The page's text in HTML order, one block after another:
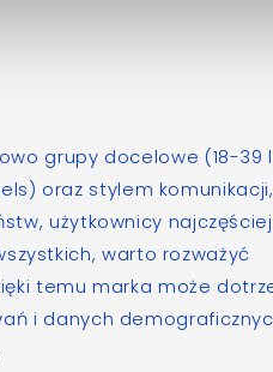
grupy docelowe (18-39
oraz stylem komunikacji,
użytkownicy najczęściej
warto rozważyć
temu marka może
i danych